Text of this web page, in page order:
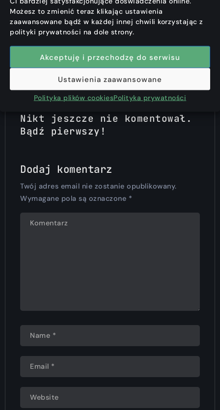
Możesz to zmienić teraz klikając ustawienia
zaawansowane bądź w każdej innej chwili korzystając z
polityki prywatności na dole strony.
Akceptuję i przechodzę do serwisu
Ustawienia zaawansowane
Polityka plików cookiesPolityka prywatności
sabotuje swoje
serwery
Nikt jeszcze nie komentował.
Bądź pierwszy!
Dodaj komentarz
Twój adres email nie zostanie opublikowany.
Wymagane pola są oznaczone *